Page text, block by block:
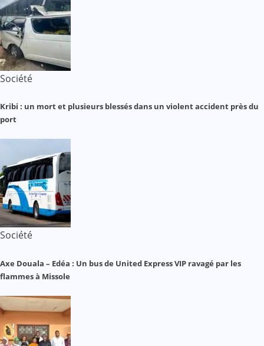
Société
Kribi : un mort et plusieurs blessés dans un violent accident près du
port
Société
Axe Douala – Edéa : Un bus de United Express VIP ravagé par les
flammes à Missole